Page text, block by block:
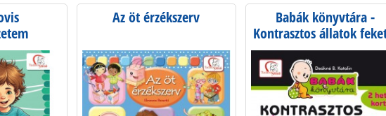
Az öt érzékszerv
Babák könyvtára -
Kontrasztos állatok
fehérben